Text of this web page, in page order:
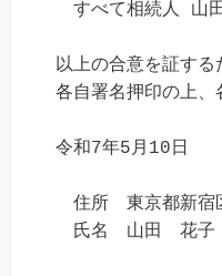
すべて相続人 山
以上の合意を証する
各自署名押印の上、
令和7年5月10日
住所　東京都新
氏名　山田　花子